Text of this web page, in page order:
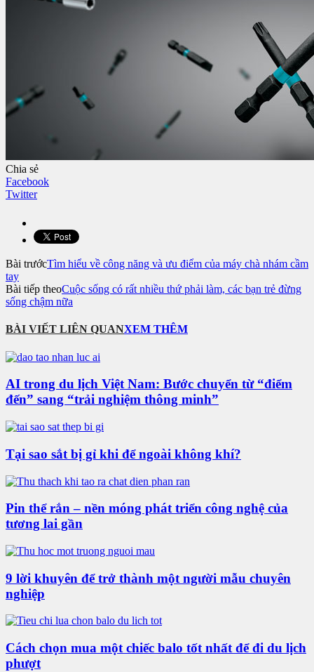
Chia sẻ
Facebook
Twitter
Bài trướcTìm hiểu về công năng và ưu điểm của máy chà nhám cầm
tay
Bài tiếp theoCuộc sống có rất nhiều thứ phải làm, các bạn trẻ đừng
sống chậm nữa
BÀI VIẾT LIÊN QUANXEM THÊM
AI trong du lịch Việt Nam: Bước chuyển từ “điểm
đến” sang “trải nghiệm thông minh”
Tại sao sắt bị gỉ khi để ngoài không khí?
Pin thể rắn – nền móng phát triển công nghệ của
tương lai gần
9 lời khuyên để trở thành một người mẫu chuyên
nghiệp
Cách chọn mua một chiếc balo tốt nhất để đi du lịch
phượt